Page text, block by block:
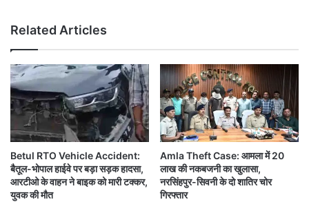
Related Articles
Betul RTO Vehicle Accident:
बैतूल-भोपाल हाईवे पर बड़ा सड़क हादसा,
आरटीओ के वाहन ने बाइक को मारी टक्कर,
युवक की मौत
Amla Theft Case: आमला में 20
लाख की नकबजनी का खुलासा,
नरसिंहपुर-सिवनी के दो शातिर चोर
गिरफ्तार